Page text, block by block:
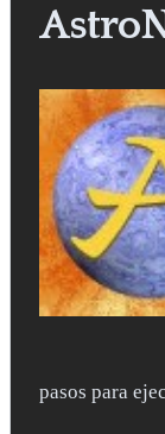
pasos para